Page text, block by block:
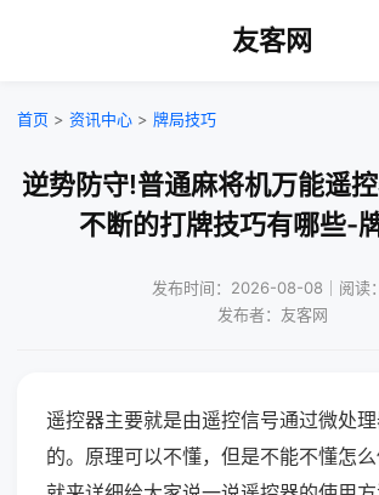
友客网
首页 > 资讯中心 > 牌局技巧
逆势防守!普通麻将机万能遥
不断的打牌技巧有哪些-
发布时间：2026-08-08｜阅读
发布者：友客网
遥控器主要就是由遥控信号通过微处
的。原理可以不懂，但是不能不懂怎